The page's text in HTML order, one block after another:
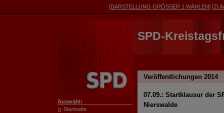
[DARSTELLUNG GRÖSSER 1 WÄHLEN] [
SPD-
Auswahl:
Startseite
Veröffentlichungen 2014
07.09.: Startklausur der
Nierswalde